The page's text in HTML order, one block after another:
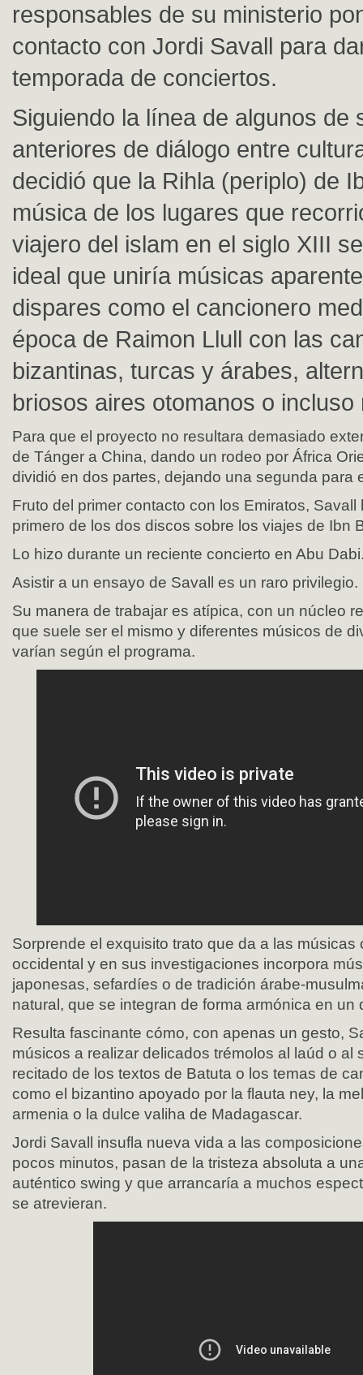
responsables de su ministerio
contacto con Jordi Savall para
temporada de conciertos.
Siguiendo la línea de algunos de
anteriores de diálogo entre
decidió que la Rihla (periplo) de
música de los lugares que
viajero del islam en el siglo XIII
ideal que uniría músicas
dispares como el cancionero
época de Raimon Llull con las
bizantinas, turcas y árabes,
briosos aires otomanos o incluso
Para que el proyecto no resultara demasiado
de Tánger a China, dando un rodeo por África
dividió en dos partes, dejando una segunda para
Fruto del primer contacto con los Emiratos,
primero de los dos discos sobre los viajes de Ibn
Lo hizo durante un reciente concierto en Abu
Asistir a un ensayo de Savall es un raro privilegio.
Su manera de trabajar es atípica, con un núcleo
que suele ser el mismo y diferentes músicos de
varían según el programa.
Sorprende el exquisito trato que da a las músicas
occidental y en sus investigaciones incorpora
japonesas, sefardíes o de tradición árabe-
natural, que se integran de forma armónica en un
Resulta fascinante cómo, con apenas un gesto,
músicos a realizar delicados trémolos al laúd o al
recitado de los textos de Batuta o los temas de
como el bizantino apoyado por la flauta ney, la
armenia o la dulce valiha de Madagascar.
Jordi Savall insufla nueva vida a las
pocos minutos, pasan de la tristeza absoluta a
auténtico swing y que arrancaría a muchos
se atrevieran.